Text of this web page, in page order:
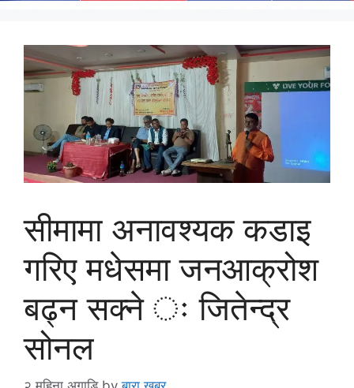
सीमामा अनावश्यक कडाइ
गरिए मधेसमा जनआक्रोश
बढ्न सक्ने ः जितेन्द्र
सोनल